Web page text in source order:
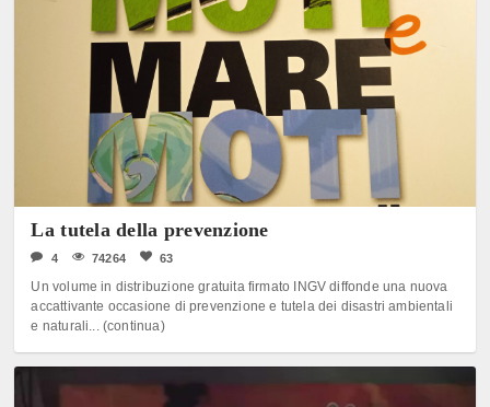
La tutela della prevenzione
4 74264 63
Un volume in distribuzione gratuita firmato INGV diffonde una nuova
accattivante occasione di prevenzione e tutela dei disastri ambientali
e naturali... (continua)